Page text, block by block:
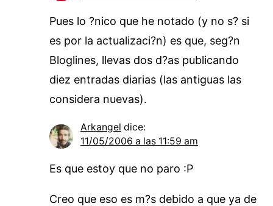
Pues lo ?nico que he notado (y no s? si
es por la actualizaci?n) es que, seg?n
Bloglines, llevas dos d?as publicando
diez entradas diarias (las antiguas las
considera nuevas).
Arkangel dice:
11/05/2006 a las 11:59 am
Es que estoy que no paro :P
Creo que eso es m?s debido a que ya de